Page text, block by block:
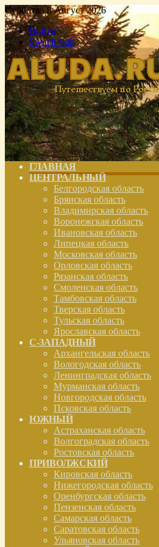
Суббота , 8 Август 2026
Войти
Switch skin
ГЛАВНАЯ
ЦЕНТРАЛЬНЫЙ
Белгородская область
Брянская область
Владимирская область
Воронежская область
Ивановская область
Липецкая область
Московская область
Орловская область
Рязанская область
Смоленская область
Тамбовская область
Тверская область
Тульская область
Ярославская область
С-ЗАПАДНЫЙ
Архангельская область
Вологодская область
Ленинградская область
Мурманская область
Новгородская область
Псковская область
ЮЖНЫЙ
Астраханская область
Волгоградская область
Ростовская область
ПРИВОЛЖСКИЙ
Кировская область
Нижегородская область
Оренбургская область
Пензенская область
Самарская область
Саратовская область
Ульяновская область